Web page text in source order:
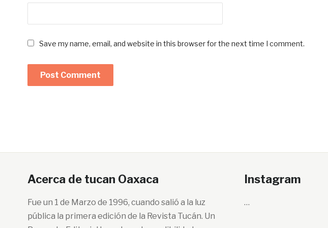
Save my name, email, and website in this browser for the next time I comment.
Acerca de tucan Oaxaca
Fue un 1 de Marzo de 1996, cuando salió a la luz
pública la primera edición de la Revista Tucán. Un
Instagram
…